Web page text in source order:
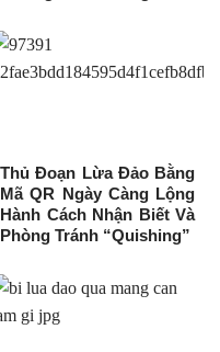
Thủ Đoạn Lừa Đảo Bằng
Mã QR Ngày Càng Lộng
Hành Cách Nhận Biết Và
Phòng Tránh “Quishing”